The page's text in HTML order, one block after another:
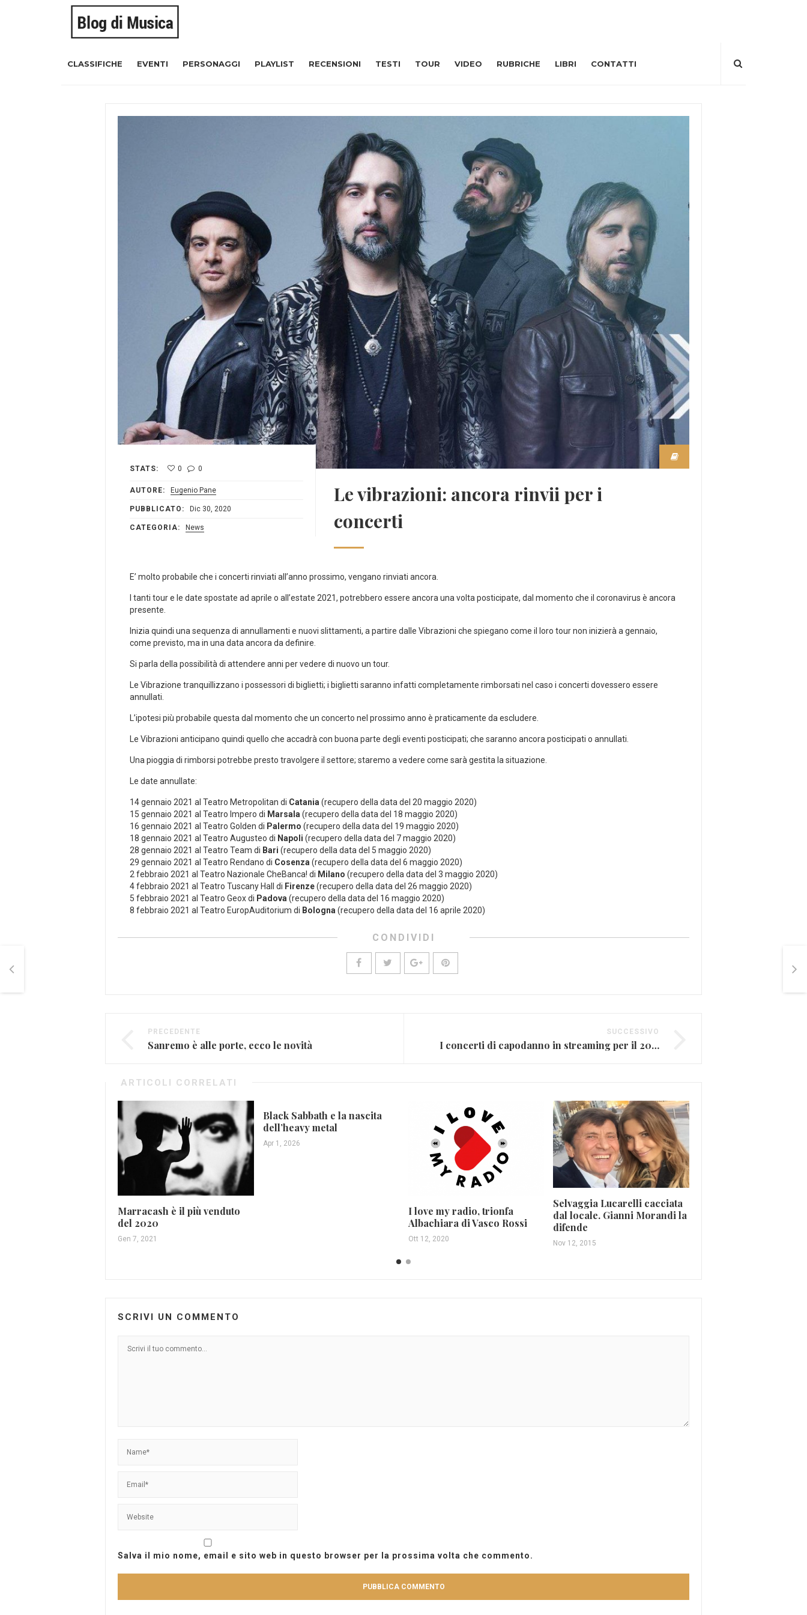
CLASSIFICHE EVENTI PERSONAGGI PLAYLIST RECENSIONI TESTI TOUR VIDEO RUBRICHE LIBRI CONTATTI
STATS: 0 0
AUTORE: Eugenio Pane
PUBBLICATO: Dic 30, 2020
CATEGORIA: News
Le vibrazioni: ancora rinvii per i
concerti
E’ molto probabile che i concerti rinviati all’anno prossimo, vengano rinviati ancora.
I tanti tour e le date spostate ad aprile o all’estate 2021, potrebbero essere ancora una volta posticipate, dal momento che il coronavirus è ancora
presente.
Inizia quindi una sequenza di annullamenti e nuovi slittamenti, a partire dalle Vibrazioni che spiegano come il loro tour non inizierà a gennaio,
come previsto, ma in una data ancora da definire.
Si parla della possibilità di attendere anni per vedere di nuovo un tour.
Le Vibrazione tranquillizzano i possessori di biglietti; i biglietti saranno infatti completamente rimborsati nel caso i concerti dovessero essere
annullati.
L’ipotesi più probabile questa dal momento che un concerto nel prossimo anno è praticamente da escludere.
Le Vibrazioni anticipano quindi quello che accadrà con buona parte degli eventi posticipati; che saranno ancora posticipati o annullati.
Una pioggia di rimborsi potrebbe presto travolgere il settore; staremo a vedere come sarà gestita la situazione.
Le date annullate:
14 gennaio 2021 al Teatro Metropolitan di Catania (recupero della data del 20 maggio 2020)
15 gennaio 2021 al Teatro Impero di Marsala (recupero della data del 18 maggio 2020)
16 gennaio 2021 al Teatro Golden di Palermo (recupero della data del 19 maggio 2020)
18 gennaio 2021 al Teatro Augusteo di Napoli (recupero della data del 7 maggio 2020)
28 gennaio 2021 al Teatro Team di Bari (recupero della data del 5 maggio 2020)
29 gennaio 2021 al Teatro Rendano di Cosenza (recupero della data del 6 maggio 2020)
2 febbraio 2021 al Teatro Nazionale CheBanca! di Milano (recupero della data del 3 maggio 2020)
4 febbraio 2021 al Teatro Tuscany Hall di Firenze(recupero della data del 26 maggio 2020)
5 febbraio 2021 al Teatro Geox di Padova (recupero della data del 16 maggio 2020)
8 febbraio 2021 al Teatro EuropAuditorium di Bologna (recupero della data del 16 aprile 2020)
CONDIVIDI
PRECEDENTE
Sanremo è alle porte, ecco le novità
SUCCESSIVO
I concerti di capodanno in streaming per il 2021
ARTICOLI CORRELATI
Marracash è il più venduto
del 2020
Gen 7, 2021
Black Sabbath e la nascita
dell’heavy metal
Apr 1, 2026
I love my radio, trionfa
Albachiara di Vasco Rossi
Ott 12, 2020
Selvaggia Lucarelli cacciata
dal locale. Gianni Morandi la
difende
Nov 12, 2015
SCRIVI UN COMMENTO
Salva il mio nome, email e sito web in questo browser per la prossima volta che commento.